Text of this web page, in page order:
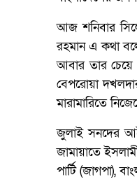
আজ শনিবার
রহমান এ কথা
আবার তার চেয়ে
বেপরোয়া
মারামারিতে
জুলাই সনদের
জামায়াতে
পার্টি (জাগপা),